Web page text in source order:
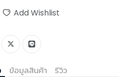
Add Wishlist
ข้อมูลสินค้า รีวิว